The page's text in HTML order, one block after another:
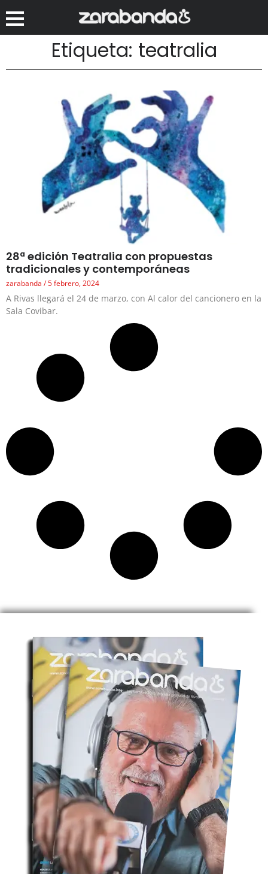
Etiqueta: teatralia
28ª edición Teatralia con propuestas
tradicionales y contemporáneas
zarabanda 5 febrero, 2024
A Rivas llegará el 24 de marzo, con Al calor del cancionero en la
Sala Covibar.